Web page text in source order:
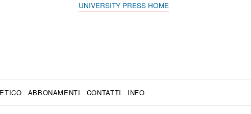
UNIVERSITY PRESS HOME
ABBONAMENTI CONTATTI INFO